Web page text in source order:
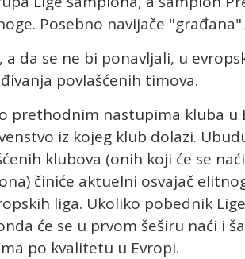
Posebno navijače "građana".
da se ne bi ponavljali, u
povlašćenih timova.
prethodnim nastupima kluba u
iz kojeg klub dolazi.
klubova (onih koji će se
činiće aktuelni osvajač
liga. Ukoliko pobednik
će se u prvom šeširu naći i
po kvalitetu u Evropi.